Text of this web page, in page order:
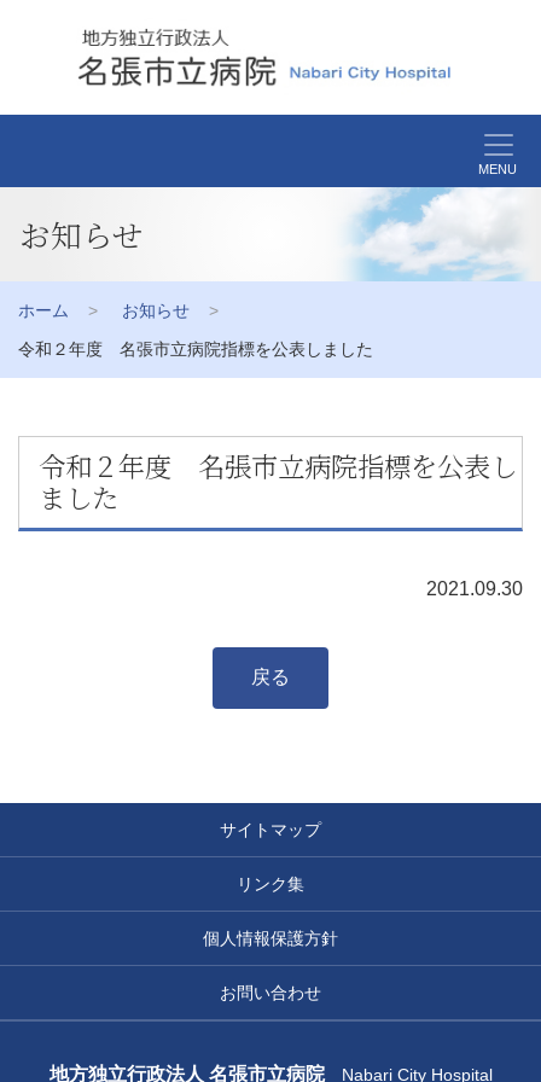
MENU
お知らせ
ホーム
お知らせ
令和２年度 名張市立病院指標を公表しました
令和２年度 名張市立病院指標を公表し
ました
2021.09.30
戻る
サイトマップ
リンク集
個人情報保護方針
お問い合わせ
地方独立行政法人 名張市立病院Nabari City Hospital